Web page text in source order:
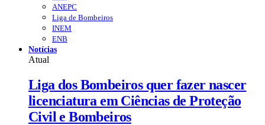
ANEPC
Liga de Bombeiros
INEM
ENB
Notícias
Atual
Liga dos Bombeiros quer fazer nascer
licenciatura em Ciências de Proteção
Civil e Bombeiros